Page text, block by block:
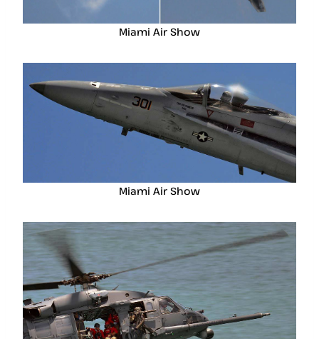
Miami Air Show
Miami Air Show